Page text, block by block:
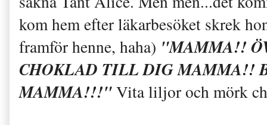
kom hem efter läkarbesöket skrek
framför henne, haha) "MAMMA!!
CHOKLAD TILL DIG MAMMA!!
MAMMA!!!"Vita liljor och mörk